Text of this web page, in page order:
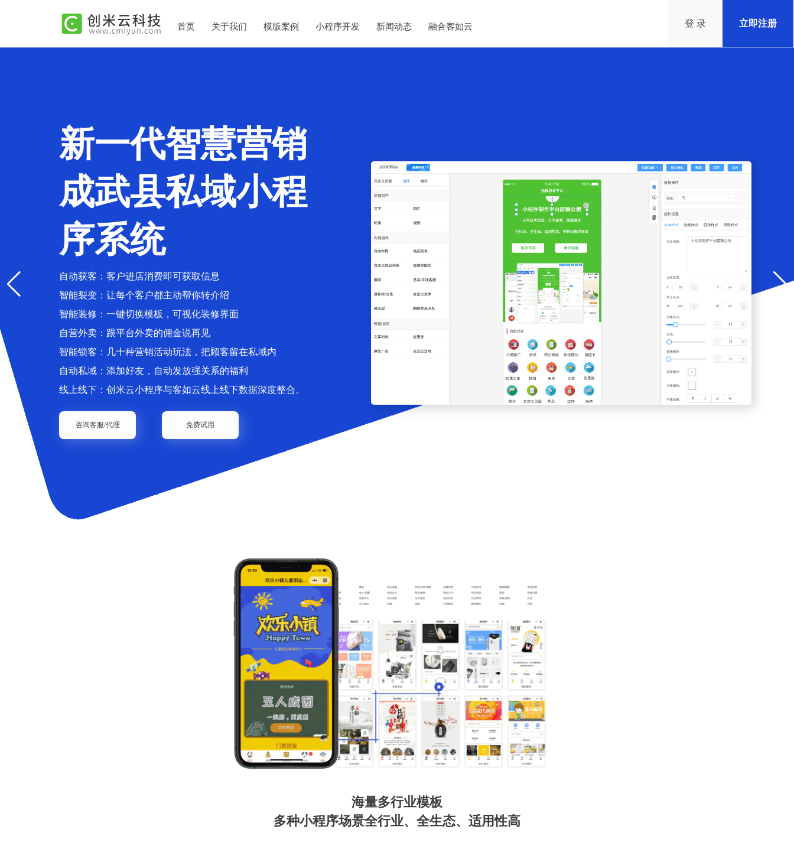
首页 关于我们 模版案例 小程序开发 新闻动态 融合客如云 登 录 立即注册
新一代智慧营销
成武县私域小程
序系统
自动获客：客户进店消费即可获取信息
智能裂变：让每个客户都主动帮你转介绍
智能装修：一键切换模板，可视化装修界面
自营外卖：跟平台外卖的佣金说再见
智能锁客：几十种营销活动玩法，把顾客留在私域内
自动私域：添加好友，自动发放强关系的福利
线上线下：创米云小程序与客如云线上线下数据深度整合。
咨询客服/代理 免费试用
海量多行业模板
多种小程序场景全行业、全生态、适用性高